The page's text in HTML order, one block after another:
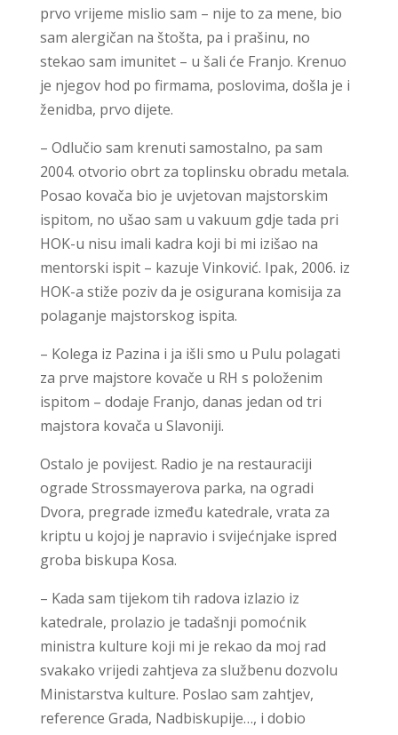
prvo vrijeme mislio sam – nije to za mene, bio
sam alergičan na štošta, pa i prašinu, no
stekao sam imunitet – u šali će Franjo. Krenuo
je njegov hod po firmama, poslovima, došla je i
ženidba, prvo dijete.
– Odlučio sam krenuti samostalno, pa sam
2004. otvorio obrt za toplinsku obradu metala.
Posao kovača bio je uvjetovan majstorskim
ispitom, no ušao sam u vakuum gdje tada pri
HOK-u nisu imali kadra koji bi mi izišao na
mentorski ispit – kazuje Vinković. Ipak, 2006. iz
HOK-a stiže poziv da je osigurana komisija za
polaganje majstorskog ispita.
– Kolega iz Pazina i ja išli smo u Pulu polagati
za prve majstore kovače u RH s položenim
ispitom – dodaje Franjo, danas jedan od tri
majstora kovača u Slavoniji.
Ostalo je povijest. Radio je na restauraciji
ograde Strossmayerova parka, na ogradi
Dvora, pregrade između katedrale, vrata za
kriptu u kojoj je napravio i svijećnjake ispred
groba biskupa Kosa.
– Kada sam tijekom tih radova izlazio iz
katedrale, prolazio je tadašnji pomoćnik
ministra kulture koji mi je rekao da moj rad
svakako vrijedi zahtjeva za službenu dozvolu
Ministarstva kulture. Poslao sam zahtjev,
reference Grada, Nadbiskupije…, i dobio